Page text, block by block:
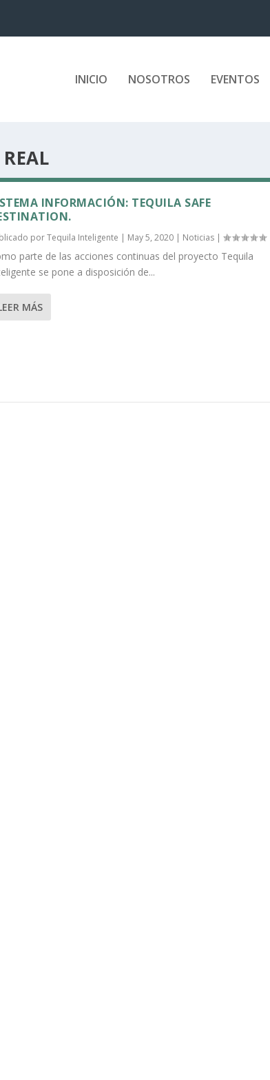
INICIO NOSOTROS EVENTOS
INFORMACIÓN: TEQUILA SAFE
porTequila Inteligente | May 5, 2020| Noticias|
parte de las acciones continuas del proyecto Tequila
se pone a disposición de...
MÁS